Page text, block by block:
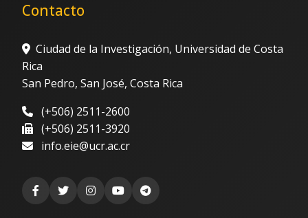
Contacto
Ciudad de la Investigación, Universidad de Costa
Rica
San Pedro, San José, Costa Rica
(+506) 2511-2600
(+506) 2511-3920
info.eie@ucr.ac.cr